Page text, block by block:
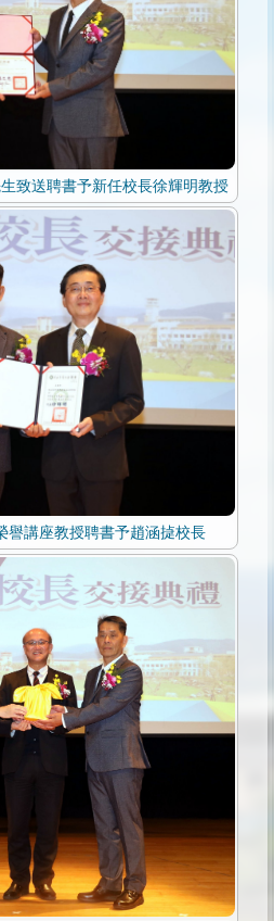
致送聘書予新任校長徐輝明教授
譽講座教授聘書予趙涵㨗校長